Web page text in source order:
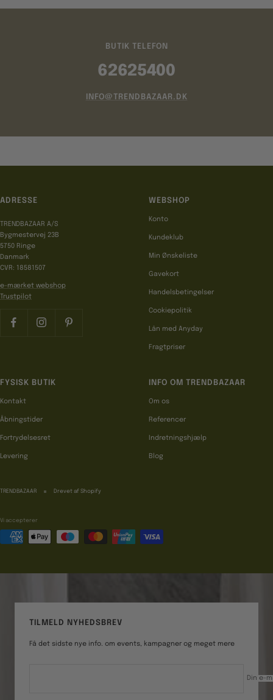
BUTIK TELEFON
62625400
INFO@TRENDBAZAAR.DK
ADRESSE
TRENDBAZAAR A/S
Bygmestervej 23B
5750 Ringe
Danmark
CVR: 18581507
e-mærket webshop
Trustpilot
WEBSHOP
Konto
Kundeklub
Min Ønskeliste
Gavekort
Handelsbetingelser
Cookiepolitik
Lån med Anyday
Fragtpriser
FYSISK BUTIK
Kontakt
Åbningstider
Fortrydelsesret
Levering
INFO OM TRENDBAZAAR
Om os
Referencer
Indretningshjælp
Blog
TRENDBAZAAR Drevet af Shopify
Vi accepterer
TILMELD NYHEDSBREV
Få det sidste nye info. om events, kampagner og meget mere
Din e-